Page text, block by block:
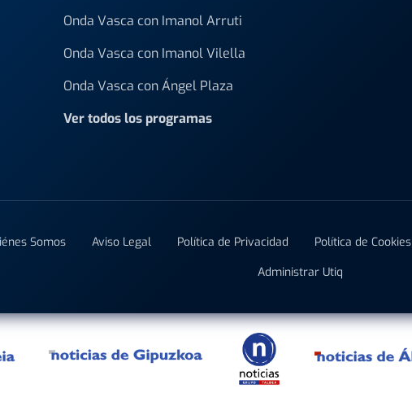
Onda Vasca con Imanol Arruti
Onda Vasca con Imanol Vilella
Onda Vasca con Ángel Plaza
Ver todos los programas
Somos Aviso Legal Política de Privacidad Política de Cookies
Administrar Utiq